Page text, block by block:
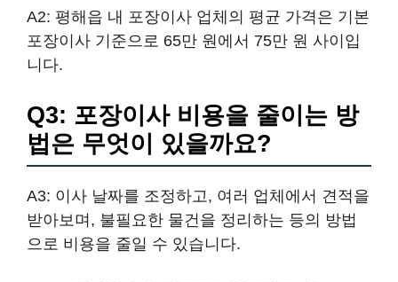
A2: 평해읍 내 포장이사 업체의 평균 가격은 기본
포장이사 기준으로 65만 원에서 75만 원 사이입
니다.
Q3: 포장이사 비용을 줄이는 방
법은 무엇이 있을까요?
A3: 이사 날짜를 조정하고, 여러 업체에서 견적을
받아보며, 불필요한 물건을 정리하는 등의 방법
으로 비용을 줄일 수 있습니다.